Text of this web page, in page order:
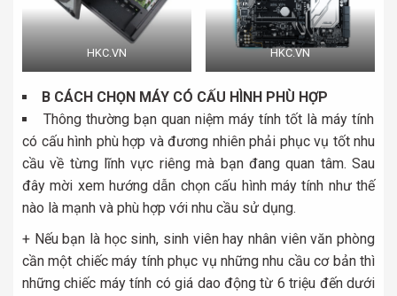
HKC.VN HKC.VN
B CÁCH CHỌN MÁY CÓ CẤU HÌNH PHÙ HỢP
Thông thường bạn quan niệm máy tính tốt là máy tính
có cấu hình phù hợp và đương nhiên phải phục vụ tốt nhu
cầu về từng lĩnh vực riêng mà bạn đang quan tâm. Sau
đây mời xem hướng dẫn chọn cấu hình máy tính như thế
nào là mạnh và phù hợp với nhu cầu sử dụng.
+ Nếu bạn là học sinh, sinh viên hay nhân viên văn phòng
cần một chiếc máy tính phục vụ những nhu cầu cơ bản thì
những chiếc máy tính có giá dao động từ 6 triệu đến dưới